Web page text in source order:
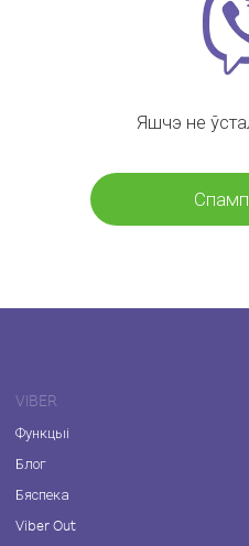
Яшчэ не
VIBER
Функцыі
Блог
Бяспека
Viber Out